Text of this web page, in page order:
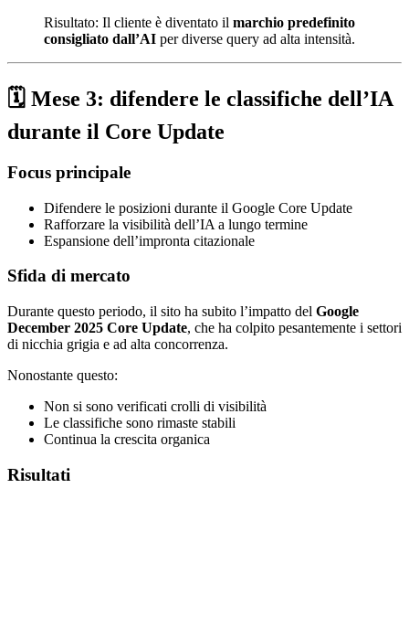
Risultato: Il cliente è diventato il marchio predefinito
consigliato dall’AI per diverse query ad alta intensità.
🗓️ Mese 3: difendere le classifiche dell’IA
durante il Core Update
Focus principale
Difendere le posizioni durante il Google Core Update
Rafforzare la visibilità dell’IA a lungo termine
Espansione dell’impronta citazionale
Sfida di mercato
Durante questo periodo, il sito ha subito l’impatto del Google
December 2025 Core Update, che ha colpito pesantemente i settori
di nicchia grigia e ad alta concorrenza.
Nonostante questo:
Non si sono verificati crolli di visibilità
Le classifiche sono rimaste stabili
Continua la crescita organica
Risultati